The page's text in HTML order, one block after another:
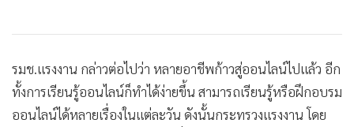
รมช.แรงงาน กล่าวต่อไปว่า หลายอาชีพก้าวสู่ออนไลน์ไปแล้ว อีก
ทั้งการเรียนรู้ออนไลน์ก็ทำได้ง่ายขึ้น สามารถเรียนรู้หรือฝึกอบรม
ออนไลน์ได้หลายเรื่องในแต่ละวัน ดังนั้นกระทรวงแรงงาน โดย